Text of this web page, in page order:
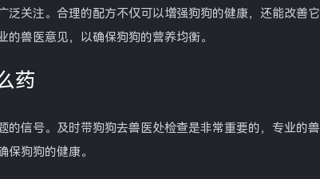
关注。合理的配方不仅可以增强狗狗的健康，还能改善它
兽医意见，以确保狗狗的营养均衡。
药
信号。及时带狗狗去兽医处检查是非常重要的，专业的兽
狗狗的健康。